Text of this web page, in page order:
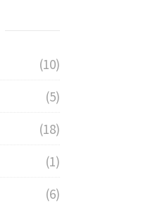
(10)
(5)
(18)
(1)
(6)